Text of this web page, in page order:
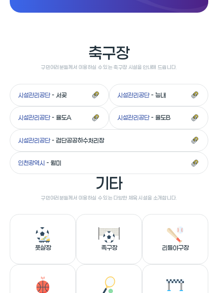
축구장
구민여러분들께서 이용하실 수 있는 축구장 시설을 안내해 드립니다.
시설관리공단 - 서곶 시설관리공단 - 능내
시설관리공단 - 율도A 시설관리공단 - 율도B
시설관리공단 - 검단공공하수처리장
인천광역시 - 월미
기타
구민여러분들께서 이용하실 수 있는 다양한 체육 시설을 소개합니다.
풋살장 족구장 리틀야구장